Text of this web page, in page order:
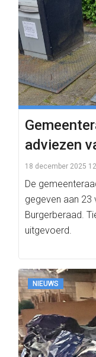
adviezen
18 december 2025
De
gegeven aan 23
Burgerberaad.
uitgevoerd.
NIEUWS